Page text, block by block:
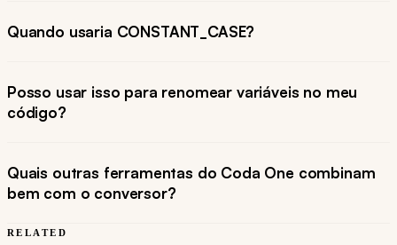
Quando usaria CONSTANT_CASE?
Posso usar isso para renomear variáveis no meu
código?
Quais outras ferramentas do Coda One combinam
bem com o conversor?
RELATED